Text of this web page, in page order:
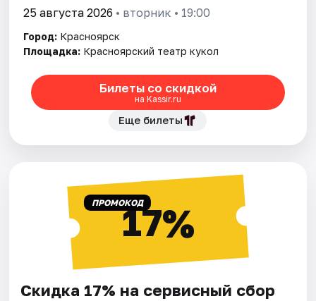
25 августа 2026 • вторник • 19:00
Город: Красноярск
Площадка: Красноярский театр кукол
Билеты со скидкой
на Kassir.ru
Еще билеты
ПРОМОКОД17%
Скидка 17% на сервисный сбор